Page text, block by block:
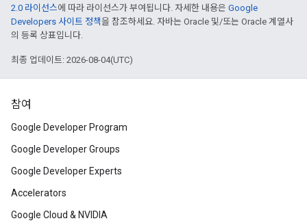
2.0 라이선스에 따라 라이선스가 부여됩니다. 자세한 내용은 Google
Developers 사이트 정책을 참조하세요. 자바는 Oracle 및/또는 Oracle 계열사
의 등록 상표입니다.
최종 업데이트: 2026-08-04(UTC)
참여
Google Developer Program
Google Developer Groups
Google Developer Experts
Accelerators
Google Cloud & NVIDIA